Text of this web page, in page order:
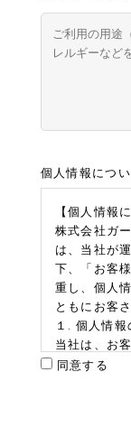
個人情報につ
【個人情報
株式会社ガ
は、当社が
下、「お客
重し、個人
ともにお客
１. 個人情
当社は、お
において利
明確にし、
同意する